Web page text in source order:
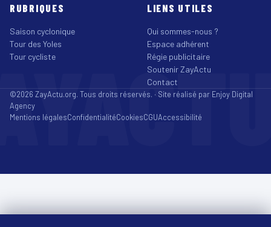
RUBRIQUES
Saison cyclonique
Tour des Yoles
Tour cycliste
LIENS UTILES
Qui sommes-nous ?
Espace adhérent
Régie publicitaire
Soutenir ZayActu
Contact
©2026 ZayActu.org. Tous droits réservés. · Site réalisé par Enjoy Digital
Agency
Mentions légalesConfidentialitéCookiesCGUAccessibilité